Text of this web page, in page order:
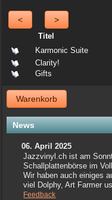
< >
Titel
Karmonic Suite
Clarity!
Gifts
Warenkorb
News
06. April 2025
Jazzvinyl.ch ist am
Schallplattenbörse im
Wir haben auch einiges
viel Dolphy, Art Farmer
Feedback